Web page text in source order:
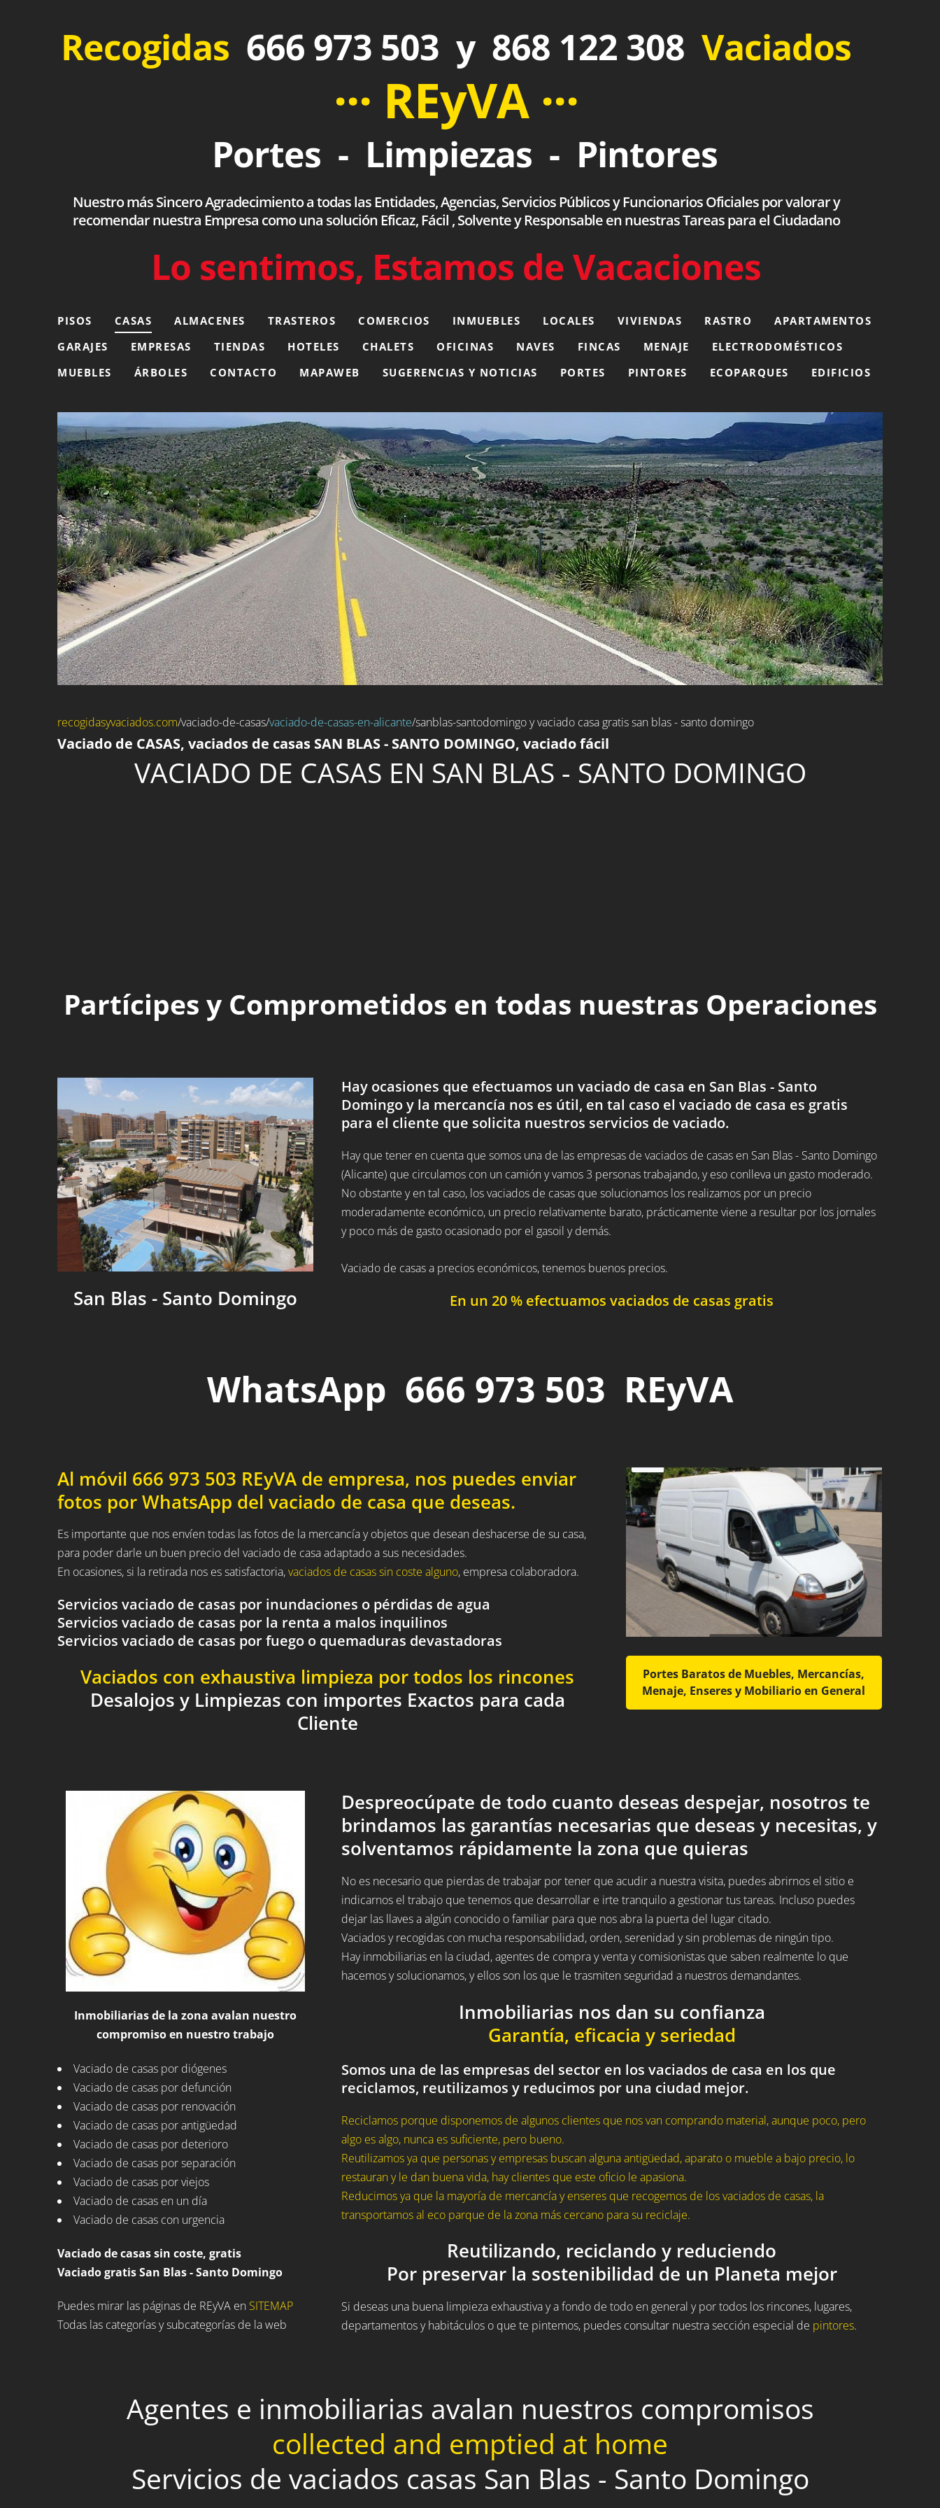
Recogidas 666 973 503 y 868 122 308 Vaciados
··· REyVA ···
Portes - Limpiezas - Pintores
Nuestro más Sincero Agradecimiento a todas las Entidades, Agencias, Servicios Públicos y Funcionarios Oficiales por valorar y
recomendar nuestra Empresa como una solución Eficaz, Fácil , Solvente y Responsable en nuestras Tareas para el Ciudadano
Lo sentimos, Estamos de Vacaciones
PISOS CASAS ALMACENES TRASTEROS COMERCIOS INMUEBLES LOCALES VIVIENDAS RASTRO
APARTAMENTOS
GARAJES
EMPRESAS TIENDAS HOTELES CHALETS OFICINAS NAVES FINCAS MENAJE
ELECTRODOMÉSTICOS
MUEBLES
ÁRBOLES CONTACTO MAPAWEB SUGERENCIAS Y NOTICIAS PORTES PINTORES ECOPARQUES EDIFICIOS
recogidasyvaciados.com/vaciado-de-casas/vaciado-de-casas-en-alicante/sanblas-santodomingo y vaciado casa gratis san blas - santo domingo
Vaciado de CASAS, vaciados de casas SAN BLAS - SANTO DOMINGO, vaciado fácil
VACIADO DE CASAS EN SAN BLAS - SANTO DOMINGO
Partícipes y Comprometidos en todas nuestras Operaciones
San Blas - Santo Domingo
Hay ocasiones que efectuamos un vaciado de casa en San Blas - Santo
Domingo y la mercancía nos es útil, en tal caso el vaciado de casa es gratis
para el cliente que solicita nuestros servicios de vaciado.
Hay que tener en cuenta que somos una de las empresas de vaciados de casas en San Blas - Santo Domingo
(Alicante) que circulamos con un camión y vamos 3 personas trabajando, y eso conlleva un gasto moderado.
No obstante y en tal caso, los vaciados de casas que solucionamos los realizamos por un precio
moderadamente económico, un precio relativamente barato, prácticamente viene a resultar por los jornales
y poco más de gasto ocasionado por el gasoil y demás.
Vaciado de casas a precios económicos, tenemos buenos precios.
En un 20 % efectuamos vaciados de casas gratis
WhatsApp 666 973 503 REyVA
Al móvil 666 973 503 REyVA de empresa, nos puedes enviar
fotos por WhatsApp del vaciado de casa que deseas.
Es importante que nos envíen todas las fotos de la mercancía y objetos que desean deshacerse de su casa,
para poder darle un buen precio del vaciado de casa adaptado a sus necesidades.
En ocasiones, si la retirada nos es satisfactoria,vaciados de casas sin coste alguno, empresa colaboradora.
Servicios vaciado de casas por inundaciones o pérdidas de agua
Servicios vaciado de casas por la renta a malos inquilinos
Servicios vaciado de casas por fuego o quemaduras devastadoras
Vaciados con exhaustiva limpieza por todos los rincones
Desalojos y Limpiezas con importes Exactos para cada
Cliente
Portes Baratos de Muebles, Mercancías,
Menaje, Enseres y Mobiliario en General
Inmobiliarias de la zona avalan nuestro
compromiso en nuestro trabajo
Vaciado de casas por diógenes
Vaciado de casas por defunción
Vaciado de casas por renovación
Vaciado de casas por antigüedad
Vaciado de casas por deterioro
Vaciado de casas por separación
Vaciado de casas por viejos
Vaciado de casas en un día
Vaciado de casas con urgencia
Vaciado de casas sin coste, gratis
Vaciado gratis San Blas - Santo Domingo
Puedes mirar las páginas de REyVA en SITEMAP
Todas las categorías y subcategorías de la web
Despreocúpate de todo cuanto deseas despejar, nosotros te
brindamos las garantías necesarias que deseas y necesitas, y
solventamos rápidamente la zona que quieras
No es necesario que pierdas de trabajar por tener que acudir a nuestra visita, puedes abrirnos el sitio e
indicarnos el trabajo que tenemos que desarrollar e irte tranquilo a gestionar tus tareas. Incluso puedes
dejar las llaves a algún conocido o familiar para que nos abra la puerta del lugar citado.
Vaciados y recogidas con mucha responsabilidad, orden, serenidad y sin problemas de ningún tipo.
Hay inmobiliarias en la ciudad, agentes de compra y venta y comisionistas que saben realmente lo que
hacemos y solucionamos, y ellos son los que le trasmiten seguridad a nuestros demandantes.
Inmobiliarias nos dan su confianza
Garantía, eficacia y seriedad
Somos una de las empresas del sector en los vaciados de casa en los que
reciclamos, reutilizamos y reducimos por una ciudad mejor.
Reciclamos porque disponemos de algunos clientes que nos van comprando material, aunque poco, pero
algo es algo, nunca es suficiente, pero bueno.
Reutilizamos ya que personas y empresas buscan alguna antigüedad, aparato o mueble a bajo precio, lo
restauran y le dan buena vida, hay clientes que este oficio le apasiona.
Reducimos ya que la mayoría de mercancía y enseres que recogemos de los vaciados de casas, la
transportamos al eco parque de la zona más cercano para su reciclaje.
Reutilizando, reciclando y reduciendo
Por preservar la sostenibilidad de un Planeta mejor
Si deseas una buena limpieza exhaustiva y a fondo de todo en general y por todos los rincones, lugares,
departamentos y habitáculos o que te pintemos, puedes consultar nuestra sección especial de pintores.
Agentes e inmobiliarias avalan nuestros compromisos
collected and emptied at home
Servicios de vaciados casas San Blas - Santo Domingo